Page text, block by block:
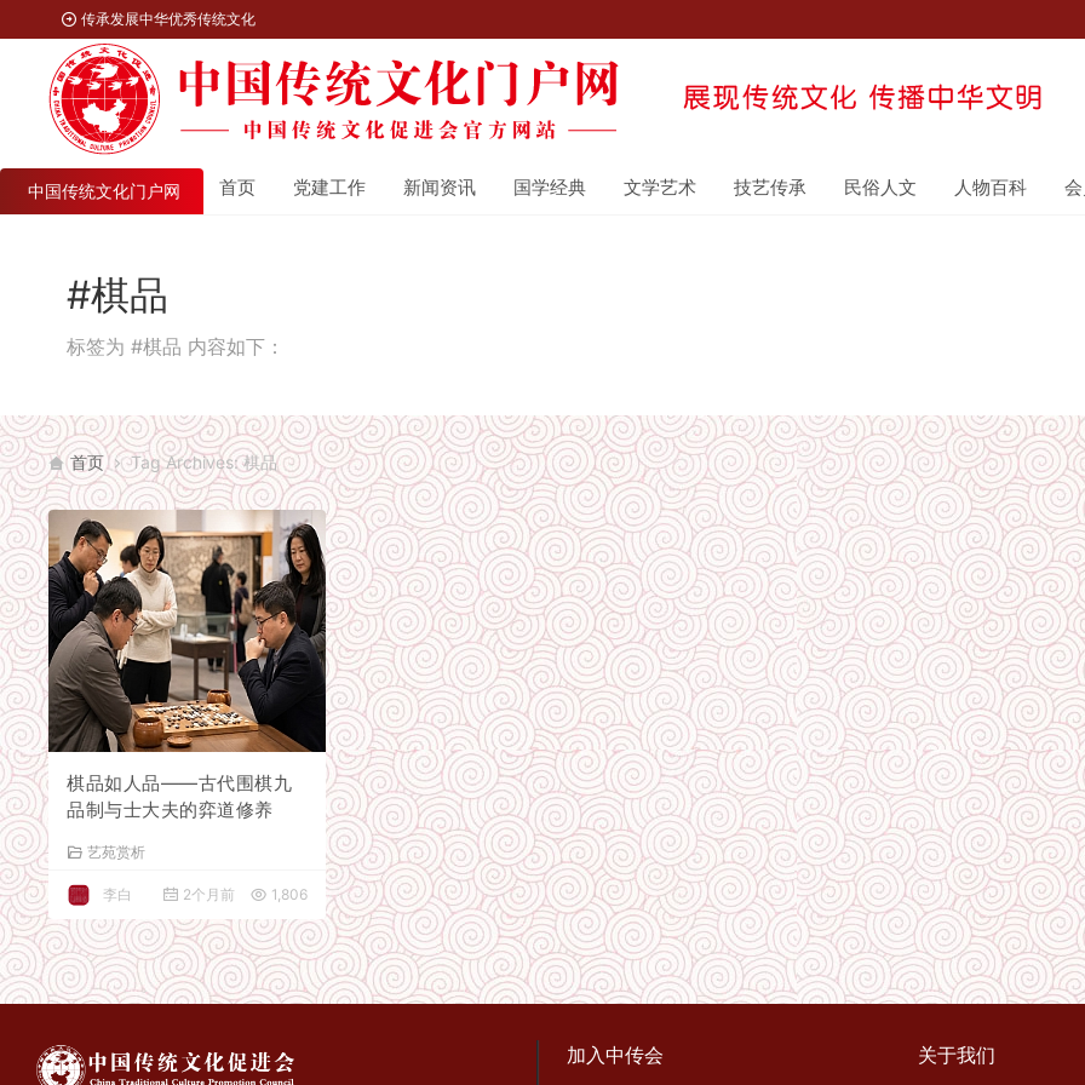
传承发展中华优秀传统文化
中国传统文化门户网 首页 党建工作 新闻资讯 国学经典 文学艺术 技艺传承 民俗人文 人物百科
#棋品
标签为 #棋品 内容如下：
首页 Tag Archives: 棋品
棋品如人品——古代围棋九
品制与士大夫的弈道修养
艺苑赏析
李白 2个月前 1,806
加入中传会 关于我们